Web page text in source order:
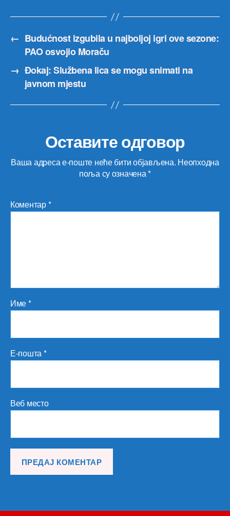
← Budućnost izgubila u najboljoj igri ove sezone:
PAO osvojio Moraču
→ Đokaj: Službena lica se mogu snimati na
javnom mjestu
Оставите одговор
Ваша адреса е-поште неће бити објављена. Неопходна
поља су означена*
Коментар*
Име*
Е-пошта*
Веб место